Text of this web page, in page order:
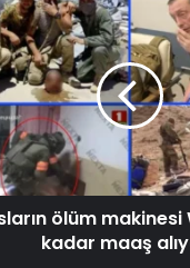
ölüm
kadar maaş